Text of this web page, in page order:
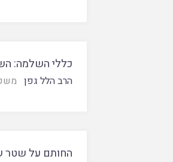
כללי השלמה:
הרב הלל גפן
החותם על שטר